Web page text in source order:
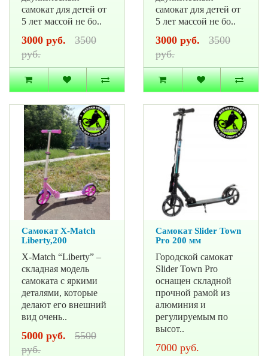
самокат для детей от
5 лет массой не бо..
3000 руб.
3500
руб.
самокат для детей от
5 лет массой не бо..
3000 руб.
3500
руб.
Самокат X-Match
Liberty,200
X-Match “Liberty” –
складная модель
самоката с яркими
деталями, которые
делают его внешний
вид очень..
5000 руб.
5500
руб.
Самокат Slider Town
Pro 200 мм
Городской самокат
Slider Town Pro
оснащен складной
прочной рамой из
алюминия и
регулируемым по
высот..
7000 руб.